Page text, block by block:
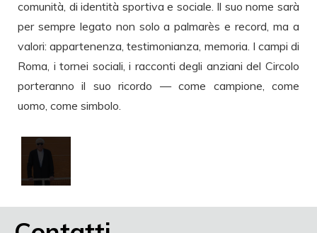
comunità, di identità sportiva e sociale. Il suo nome sarà
per sempre legato non solo a palmarès e record, ma a
valori: appartenenza, testimonianza, memoria. I campi di
Roma, i tornei sociali, i racconti degli anziani del Circolo
porteranno il suo ricordo — come campione, come
uomo, come simbolo.